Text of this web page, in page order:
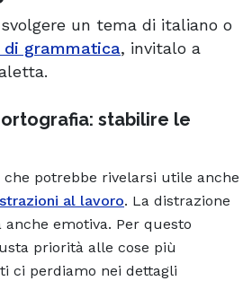
un tema di italiano o
di grammatica, invitalo a
stabilire le
che potrebbe rivelarsi utile anche
al lavoro. La distrazione
anche emotiva. Per questo
priorità alle cose più
ci perdiamo nei dettagli